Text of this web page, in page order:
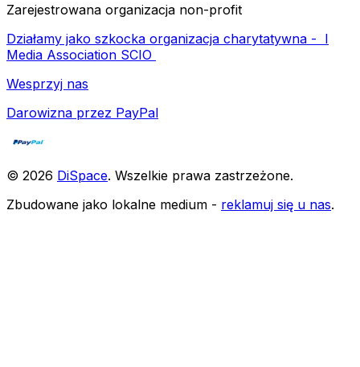
Zarejestrowana organizacja non-profit
Działamy jako szkocka organizacja charytatywna - I
Media Association SCIO
Wesprzyj nas
Darowizna przez PayPal
© 2026 DiSpace. Wszelkie prawa zastrzeżone.
Zbudowane jako lokalne medium - reklamuj się u nas.